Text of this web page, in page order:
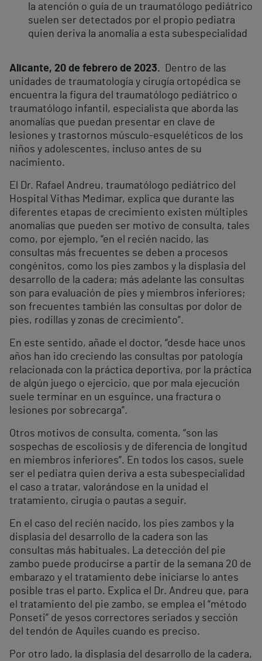
la atención o guía de un traumatólogo pediátrico
suelen ser detectados por el propio pediatra
quien deriva la anomalía a esta subespecialidad
Alicante, 20 de febrero de 2023.
Dentro de las
unidades de traumatología y cirugía ortopédica se
encuentra la figura del traumatólogo pediátrico o
traumatólogo infantil, especialista que aborda las
anomalías que puedan presentar en clave de
lesiones y trastornos músculo-esqueléticos de los
niños y adolescentes, incluso antes de su
nacimiento.
El Dr. Rafael Andreu, traumatólogo pediátrico del
Hospital Vithas Medimar, explica que durante las
diferentes etapas de crecimiento existen múltiples
anomalías que pueden ser motivo de consulta, tales
como, por ejemplo, “en el recién nacido, las
consultas más frecuentes se deben a procesos
congénitos, como los pies zambos y la displasia del
desarrollo de la cadera; más adelante las consultas
son para evaluación de pies y miembros inferiores;
son frecuentes también las consultas por dolor de
pies, rodillas y zonas de crecimiento”.
En este sentido, añade el doctor, “desde hace unos
años han ido creciendo las consultas por patología
relacionada con la práctica deportiva, por la práctica
de algún juego o ejercicio, que por mala ejecución
suele terminar en un esguince, una fractura o
lesiones por sobrecarga”.
Otros motivos de consulta, comenta, “son las
sospechas de escoliosis y de diferencia de longitud
en miembros inferiores”. En todos los casos, suele
ser el pediatra quien deriva a esta subespecialidad
el caso a tratar, valorándose en la unidad el
tratamiento, cirugía o pautas a seguir.
En el caso del recién nacido, los pies zambos y la
displasia del desarrollo de la cadera son las
consultas más habituales. La detección del pie
zambo puede producirse a partir de la semana 20 de
embarazo y el tratamiento debe iniciarse lo antes
posible tras el parto. Explica el Dr. Andreu que, para
el tratamiento del pie zambo, se emplea el “método
Ponseti” de yesos correctores seriados y sección
del tendón de Aquiles cuando es preciso.
Por otro lado, la displasia del desarrollo de la cadera,